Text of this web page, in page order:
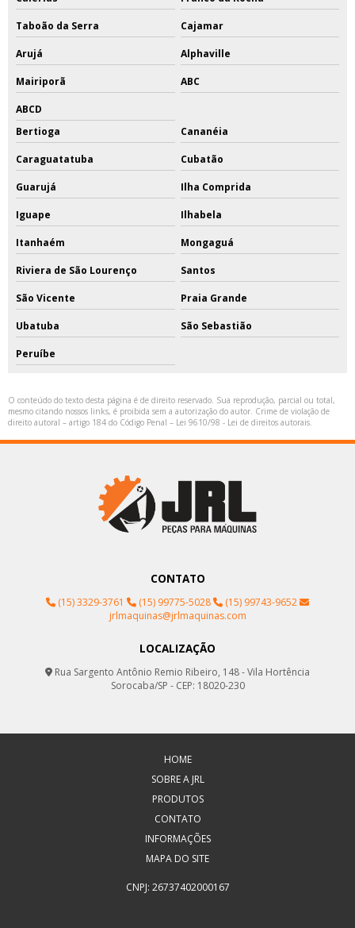
Taboão da Serra Cajamar
Arujá Alphaville
Mairiporã ABC
ABCD
Bertioga
Cananéia
Caraguatatuba Cubatão
Guarujá Ilha Comprida
Iguape Ilhabela
Itanhaém Mongaguá
Riviera de São Lourenço Santos
São Vicente Praia Grande
Ubatuba São Sebastião
Peruíbe
O conteúdo do texto desta página é de direito reservado. Sua reprodução, parcial ou total,
mesmo citando nossos links, é proibida sem a autorização do autor. Crime de violação de
direito autoral – artigo 184 do Código Penal – Lei 9610/98 - Lei de direitos autorais.
CONTATO
(15) 3329-3761 (15) 99775-5028
(15) 99743-9652
jrlmaquinas@jrlmaquinas.com
LOCALIZAÇÃO
Rua Sargento Antônio Remio Ribeiro, 148 - Vila Hortência
Sorocaba/SP - CEP: 18020-230
HOME
SOBRE A JRL
PRODUTOS
CONTATO
INFORMAÇÕES
MAPA DO SITE
CNPJ: 26737402000167